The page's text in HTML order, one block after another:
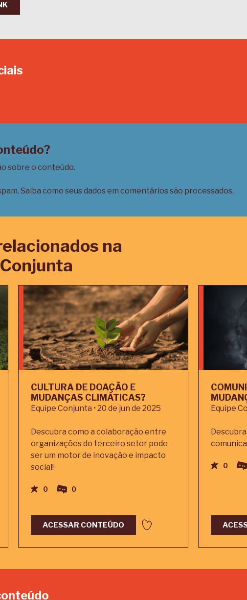
sobre o conteúdo.
Saiba como seus dados em comentários são processados.
na
CULTURA DE DOAÇÃO E
MUDANÇAS CLIMÁTICAS?
Equipe Conjunta • 20 de jun de 2025
Descubra como a colaboração entre
organizações do terceiro setor pode
ser um motor de inovação e impacto
social!
0 0
ACESSAR CONTEÚDO
Equipe
0